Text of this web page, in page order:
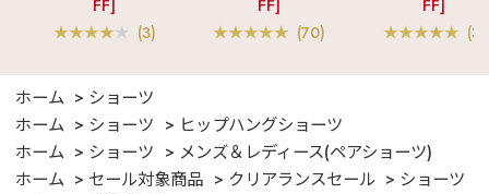
FF]
(3)
FF]
(70)
ット
FF]
(3)
ホーム
ショーツ
ホーム
ショーツ
ヒップハングショーツ
ホーム
ショーツ
メンズ＆レディース(ペアショーツ)
ホーム
セール対象商品 クリアランスセール
ショーツ